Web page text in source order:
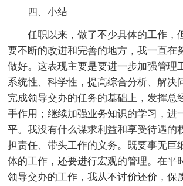
四、小结
任职以来，做了不少具体的工作，
要不断的改进和完善的地方，我一直在
做好。这表现主要是要进一步加强管理
系统性、科学性，提高综合分析、解决
完成领导交办的任务的基础上，发挥总
手作用；继续加强业务知识的学习，进
平。我没有什么谋求利益和享受待遇的
担责任、带头工作的义务。既要事无巨
体的工作，还要进行宏观的管理。在平
领导交办的工作，我从不讨价还价，保